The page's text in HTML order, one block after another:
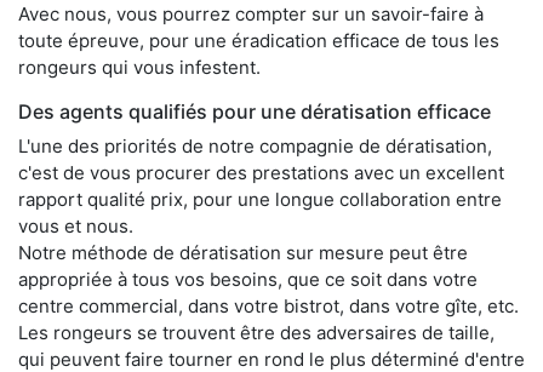
Avec nous, vous pourrez compter sur un savoir-faire à
toute épreuve, pour une éradication efficace de tous les
rongeurs qui vous infestent.
Des agents qualifiés pour une dératisation efficace
L'une des priorités de notre compagnie de dératisation,
c'est de vous procurer des prestations avec un excellent
rapport qualité prix, pour une longue collaboration entre
vous et nous.
Notre méthode de dératisation sur mesure peut être
appropriée à tous vos besoins, que ce soit dans votre
centre commercial, dans votre bistrot, dans votre gîte, etc.
Les rongeurs se trouvent être des adversaires de taille,
qui peuvent faire tourner en rond le plus déterminé d'entre